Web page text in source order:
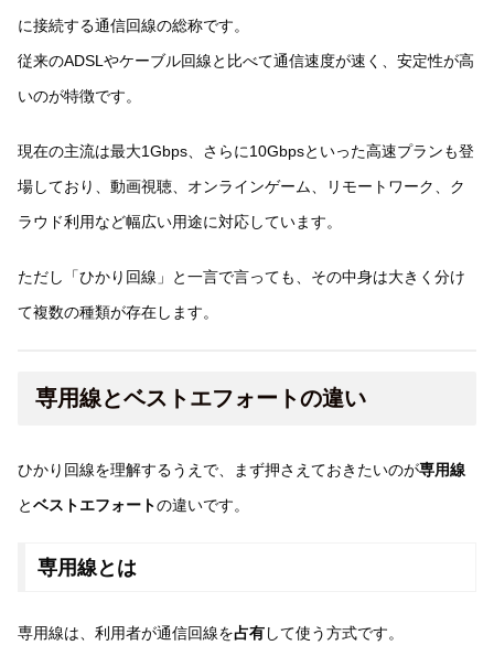
に接続する通信回線の総称です。
従来のADSLやケーブル回線と比べて通信速度が速く、安定性が高
いのが特徴です。
現在の主流は最大1Gbps、さらに10Gbpsといった高速プランも登
場しており、動画視聴、オンラインゲーム、リモートワーク、ク
ラウド利用など幅広い用途に対応しています。
ただし「ひかり回線」と一言で言っても、その中身は大きく分け
て複数の種類が存在します。
専用線とベストエフォートの違い
ひかり回線を理解するうえで、まず押さえておきたいのが専用線
とベストエフォートの違いです。
専用線とは
専用線は、利用者が通信回線を占有して使う方式です。